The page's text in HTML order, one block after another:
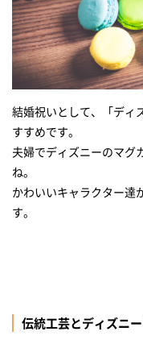
結婚祝いとして、「ディ
すすめです。
夫婦でディズニーのマグ
ね。
かわいいキャラクター達
す。
伝統工芸とディズニ